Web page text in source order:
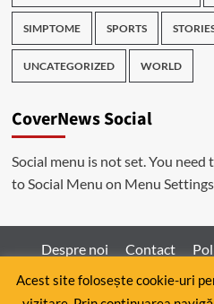
SIMPTOME SPORTS
UNCATEGORIZED WORLD
CoverNews Social
Social menu is not set. You
to Social Menu on Menu
Despre noi Contact
Acest site folosește cookie-uri